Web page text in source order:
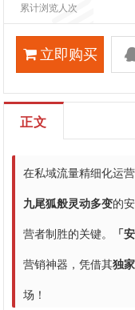
累计浏览人次
立即购买
正文
在私域流量精细化运
九尾狐般灵动多变的
营者制胜的关键。 「
营销神器，凭借其独
场！